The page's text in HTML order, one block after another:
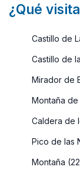
¿Qué
Castillo de
Castillo de
Mirador de
Montaña de
Caldera de
Pico de las
Montaña